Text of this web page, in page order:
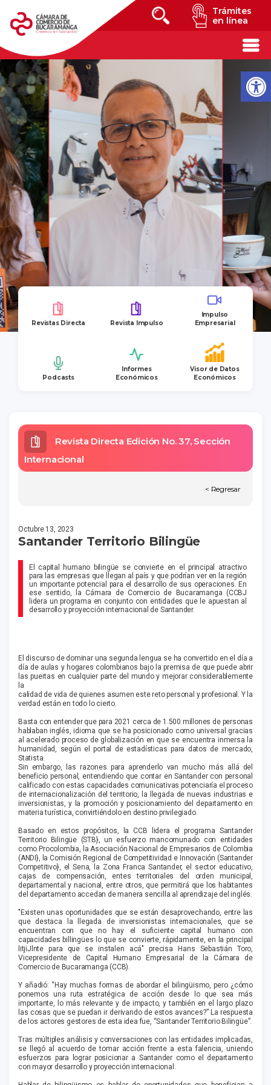
Trámites
en línea
Revistas Directa Revista Impulso
Impulso
Empresarial
Podcasts
Informes
Económicos
Visor de Datos
Económicos
Revista Directa Edición No. 37, Sección
Internacional
< Regresar
Octubre 13, 2023
Santander Territorio Bilingüe
El capital humano bilingüe se convierte en el principal atractivo
para las empresas que llegan al país y que podrían ver en la región
un importante potencial para el desarrollo de sus operaciones. En
ese sentido, la Cámara de Comercio de Bucaramanga (CCBJ
lidera un programa en conjunto con entidades que le apuestan al
desarrollo y proyección internacional de Santander.
El discurso de dominar una segunda lengua se ha convertido en el día a
día de aulas y hogares colombianos bajo la premisa de que puede abrir
las puertas en cualquier parte del mundo y mejorar considerablemente
la
calidad de vida de quienes asumen este reto personal y profesional. Y la
verdad están en todo lo cierto.
Basta con entender que para 2021 cerca de 1.500 millones de personas
hablaban inglés, idioma que se ha posicionado como universal gracias
al acelerado proceso de globalización en que se encuentra inmersa la
humanidad, según el portal de estadísticas para datos de mercado,
Statista.
Sin embargo, las razones para aprenderlo van mucho más allá del
beneficio personal, entendiendo que contar en Santander con personal
calificado con estas capacidades comunicativas potenciaría el proceso
de internacionalización del territorio, la llegada de nuevas industrias e
inversionistas, y la promoción y posicionamiento del departamento en
materia turística, convirtiéndolo en destino privilegiado.
Basado en estos propósitos, la CCB lidera el programa Santander
Territorio Bilingüe (STB}, un esfuerzo mancomunado con entidades
como Procolombia, la Asociación Nacional de Empresarios de Colombia
(ANDI}, la Comisión Regional de Competitividad e Innovación (Santander
Competitivo}, el Sena, la Zona Franca Santander, el sector educativo,
cajas de compensación, entes territoriales del orden municipal,
departamental y nacional, entre otros, que permitirá que los habitantes
del departamento accedan de manera sencilla al aprendizaje del inglés.
"Existen unas oportunidades que se están desaprovechando, entre las
que destaca la llegada de inversionistas internacionales, que se
encuentran con que no hay el suficiente capital humano con
capacidades billingües lo que se convierte, rápidamente, en la principal
litjiJlnte para que se instalen acá" precisa Hans Sebastián Toro,
Vicepresidente de Capital Humano Empresarial de la Cámara de
Comercio de Bucaramanga (CCB).
Y añadió: “Hay muchas formas de abordar el bilingüismo, pero ¿cómo
ponemos una ruta estratégica de acción desde lo que sea más
importante, lo más relevante y de impacto, y también en el largo plazo
las cosas que se puedan ir derivando de estos avances?” La respuesta
de los actores gestores de esta idea fue, “Santander Territorio Bilingüe”.
Tras múltiples análisis y conversaciones con las entidades implicadas,
se llegó al acuerdo de tomar acción frente a esta falencia, uniendo
esfuerzos para lograr posicionar a Santander como el departamento
con mayor desarrollo y proyección internacional.